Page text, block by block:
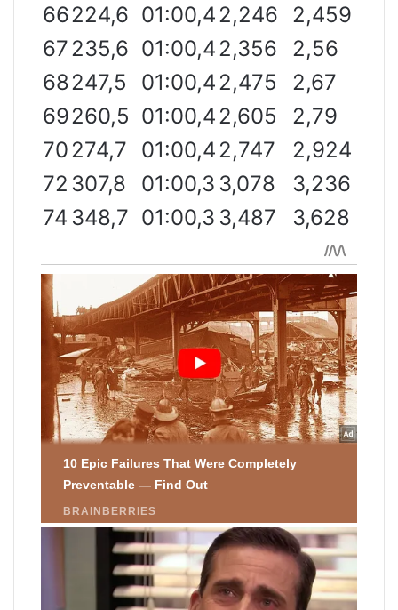
66224,6 01:00,42,246
2,459
67235,6 01:00,42,356
2,56
68247,5 01:00,42,475
2,67
69260,5 01:00,42,605
2,79
70274,7 01:00,42,747
2,924
72 307,8 01:00,3 3,078
3,236
74 348,7 01:00,3 3,487 3,628